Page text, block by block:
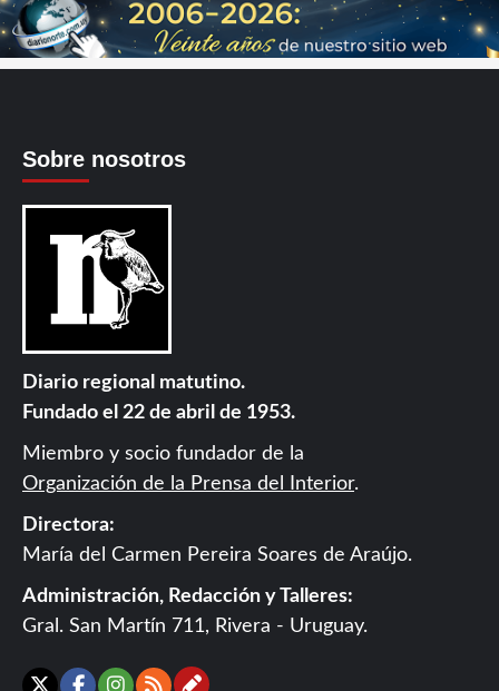
Sobre nosotros
Diario regional matutino.
Fundado el 22 de abril de 1953.
Miembro y socio fundador de la
Organización de la Prensa del Interior.
Directora:
María del Carmen Pereira Soares de Araújo.
Administración, Redacción y Talleres:
Gral. San Martín 711, Rivera - Uruguay.